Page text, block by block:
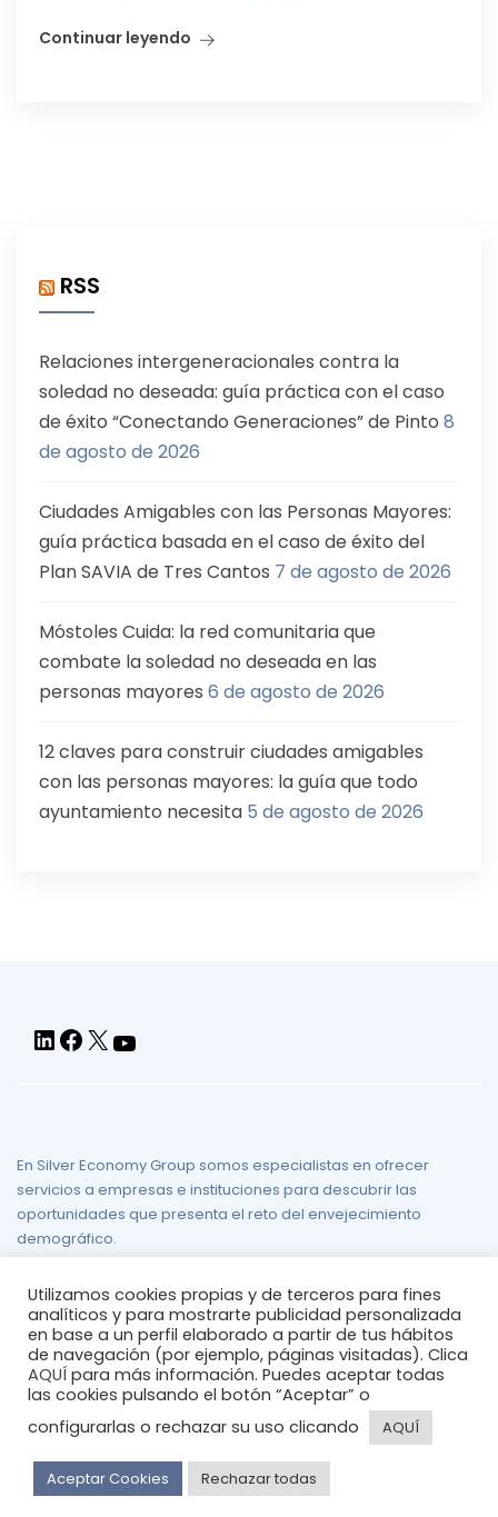
Continuar leyendo
RSS
Relaciones intergeneracionales contra la
soledad no deseada: guía práctica con el caso
de éxito “Conectando Generaciones” de Pinto 8
de agosto de 2026
Ciudades Amigables con las Personas Mayores:
guía práctica basada en el caso de éxito del
Plan SAVIA de Tres Cantos 7 de agosto de 2026
Móstoles Cuida: la red comunitaria que
combate la soledad no deseada en las
personas mayores 6 de agosto de 2026
12 claves para construir ciudades amigables
con las personas mayores: la guía que todo
ayuntamiento necesita 5 de agosto de 2026
LinkedInFacebook
X
En Silver Economy Group somos especialistas en ofrecer
servicios a empresas e instituciones para descubrir las
oportunidades que presenta el reto del envejecimiento
demográfico.
Aviso legal/ Política de Privacidad/ Política de Cookies/Mapa
del sitio
© 2026 silvereconomygroup
Utilizamos cookies propias y de terceros para fines
analíticos y para mostrarte publicidad personalizada
en base a un perfil elaborado a partir de tus hábitos
de navegación (por ejemplo, páginas visitadas). Clica
AQUÍ para más información. Puedes aceptar todas
las cookies pulsando el botón “Aceptar” o
configurarlas o rechazar su uso clicando
AQUÍ
Aceptar Cookies Rechazar todas